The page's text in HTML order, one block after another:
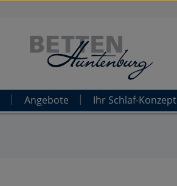
Angebote Ihr Schlaf-Konzept